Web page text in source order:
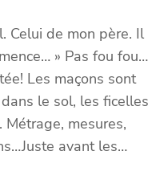
Celui de mon père. Il
» Pas fou fou…
Les maçons sont
le sol, les ficelles
mesures,
avant les…